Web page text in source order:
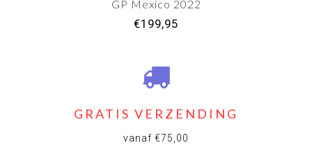
GP Mexico 2022
€199,95
GRATIS VERZENDING
vanaf €75,00